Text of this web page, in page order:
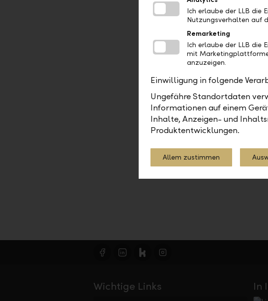
setzt mit einem
und hat die
Die Aktien der
Bewertung auf.
Asset Management
In
Wichtige Links
Ich erlaube der LLB die
Nutzungsverhalten auf
Remarketing
Ich erlaube der LLB die
mit
anzuzeigen.
Einwilligung in folgende
Ungefähre Standortdaten
Informationen auf einem
Inhalte, Anzeigen- und
Produktentwicklungen.
Allem zustimmen